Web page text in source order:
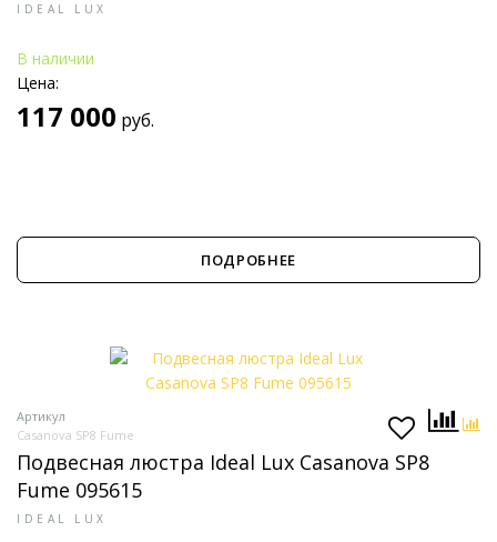
IDEAL LUX
В наличии
Цена:
117 000 руб.
ПОДРОБНЕЕ
Артикул
Casanova SP8 Fume
Подвесная люстра Ideal Lux Casanova SP8
Fume 095615
IDEAL LUX